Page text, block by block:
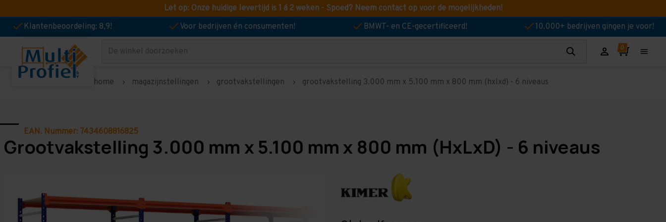
Let op: Onze huidige levertijd is 1 á 2 weken - Spoed? Neem contact op voor de mogelijkheden!
Klantenbeoordeling: 8,9!
Voor bedrijven én consumenten! BMWT- en CE-gecertificeerd! 10.000+ bedrijven gingen je voor!
Zoeken
home magazijnstellingen grootvakstellingen grootvakstelling 3.000 mm x 5.100 mm x 800 mm (hxlxd) - 6 niveaus
EAN. Nummer: 7434608816825
Grootvakstelling 3.000 mm x 5.100 mm x 800 mm (HxLxD) - 6 niveaus